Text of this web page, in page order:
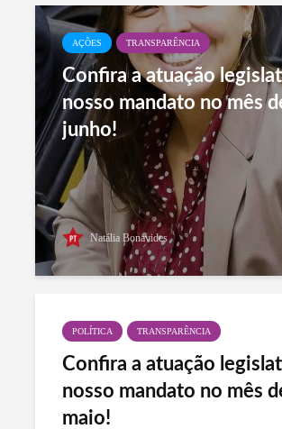
AÇÕES TRANSPARÊNCIA
Confira a atuação
nosso mandato no mês
junho!
Natália Bonavides
POLÍTICA TRANSPARÊNCIA
Confira a atuação
nosso mandato no mês
maio!